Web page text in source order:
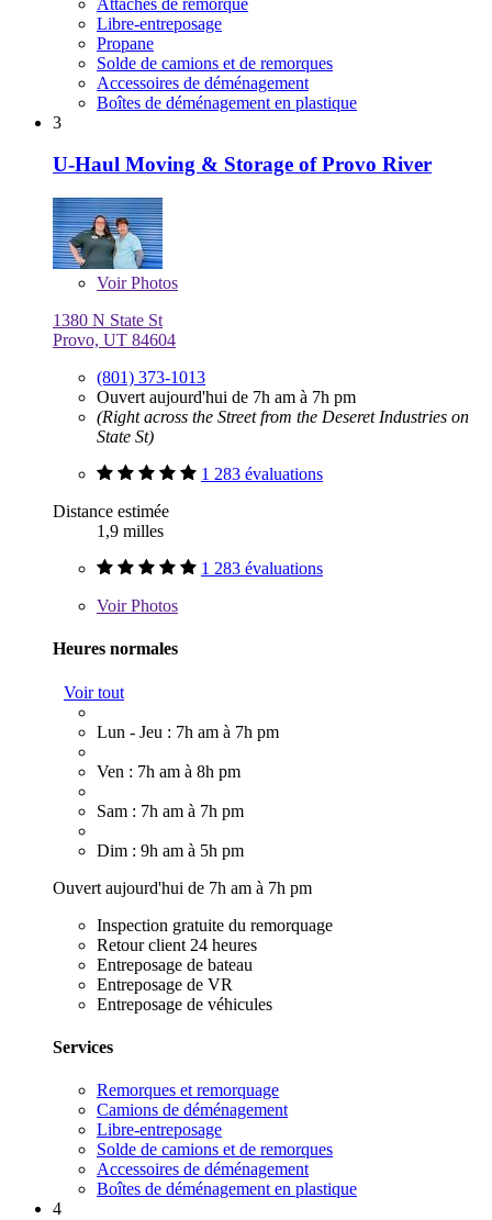
Libre-entreposage
Propane
Solde de camions et de remorques
Accessoires de déménagement
Boîtes de déménagement en plastique
3
U-Haul Moving & Storage of Provo River
VoirPhotos
1380 N State St
Provo, UT 84604
(801) 373-1013
Ouvert aujourd'hui de 7h am à 7h pm
(Right across the Street from the Deseret Industries on
State St)
1 283 évaluations
Distance estimée
1,9 milles
1 283 évaluations
VoirPhotos
Heures normales
Voir tout
Lun - Jeu : 7h am à 7h pm
Ven : 7h am à 8h pm
Sam : 7h am à 7h pm
Dim : 9h am à 5h pm
Ouvert aujourd'hui de 7h am à 7h pm
Inspection gratuite du remorquage
Retour client 24 heures
Entreposage de bateau
Entreposage de VR
Entreposage de véhicules
Services
Remorques et remorquage
Camions de déménagement
Libre-entreposage
Solde de camions et de remorques
Accessoires de déménagement
Boîtes de déménagement en plastique
4